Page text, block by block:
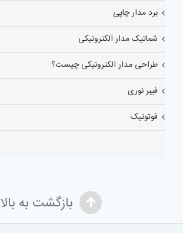
برد مدار چاپی
شماتیک مدار الکترونیکی
طراحی مدار الکترونیکی چیست؟
فیبر نوری
فوتونیک
بازگشت به بالا